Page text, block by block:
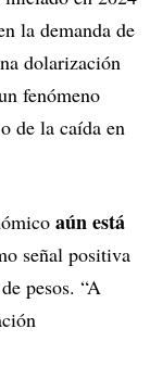
la demanda de
dolarización
fenómeno
de la caída en
aún está
señal positiva
pesos. “A